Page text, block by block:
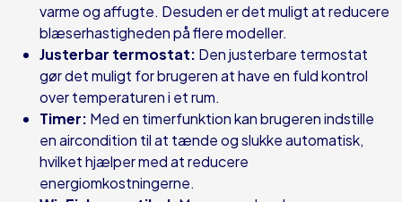
varme og affugte. Desuden er det muligt at reducere
blæserhastigheden på flere modeller.
Justerbar termostat: Den justerbare termostat
gør det muligt for brugeren at have en fuld kontrol
over temperaturen i et rum.
Timer: Med en timerfunktion kan brugeren indstille
en aircondition til at tænde og slukke automatisk,
hvilket hjælper med at reducere
energiomkostningerne.